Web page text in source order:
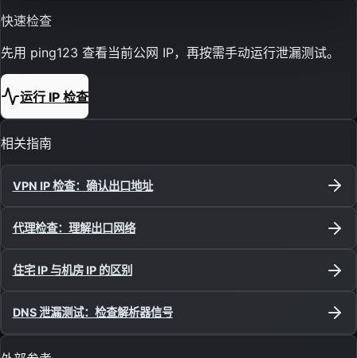
快速检查
先用 ping123 查看当前公网 IP，再按需手动运行泄漏测试。
运行 IP 检查
相关指南
VPN IP 检查：确认出口地址
代理检查：理解出口网络
住宅 IP 与机房 IP 的区别
DNS 泄漏测试：检查解析器信号